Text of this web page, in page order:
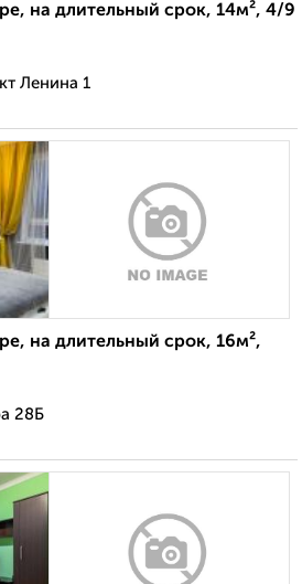
на длительный срок, 14м², 4/9
Ленина 1
на длительный срок, 16м²,
28Б